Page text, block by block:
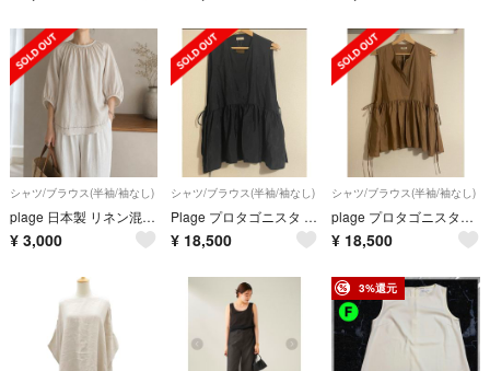
シャツ/ブラウス(半袖/袖なし)
plage 日本製 リネン混 ボリューム袖ブラウス シアー ゆったり 洗える
¥ 3,000
シャツ/ブラウス(半袖/袖なし)
Plage プロタゴニスタ 別注 SIDE RBN WASHABLE SATIN
¥ 18,500
シャツ/ブラウス(半袖/袖なし)
plage プロタゴニスタ別注 SIDE RBN WASHABLE SATIN
¥ 18,500
3%還元